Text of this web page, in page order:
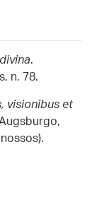
.
n. 78.
visionibus et